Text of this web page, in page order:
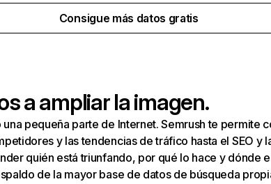
Consigue más datos gratis
a ampliar la imagen.
una pequeña parte de Internet. Semrush te permite
y las tendencias de tráfico hasta el SEO y
quién está triunfando, por qué lo hace y dónde
de la mayor base de datos de búsqueda